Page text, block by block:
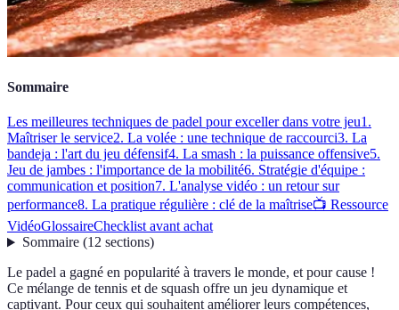
Sommaire
Les meilleures techniques de padel pour exceller dans votre jeu1.
Maîtriser le service2. La volée : une technique de raccourci3. La
bandeja : l'art du jeu défensif4. La smash : la puissance offensive5.
Jeu de jambes : l'importance de la mobilité6. Stratégie d'équipe :
communication et position7. L'analyse vidéo : un retour sur
performance8. La pratique régulière : clé de la maîtrise📺 Ressource
VidéoGlossaireChecklist avant achat
Sommaire(12 sections)
Le padel a gagné en popularité à travers le monde, et pour cause !
Ce mélange de tennis et de squash offre un jeu dynamique et
captivant. Pour ceux qui souhaitent améliorer leurs compétences,